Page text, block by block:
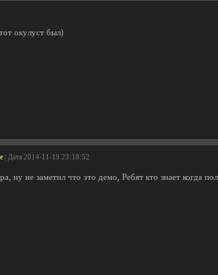
окулуст был)
| Дата 2014-11-19 23:18:52
ну не заметил что это демо, Ребят кто знает когда